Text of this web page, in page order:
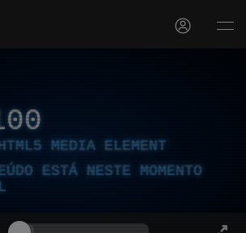
MEDIA ELEMENT
ESTÁ NESTE MOMENTO